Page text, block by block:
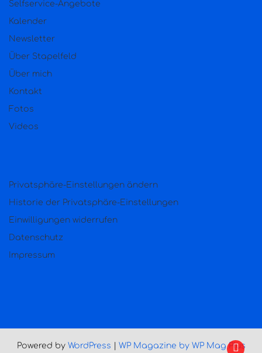
Selfservice-Angebote
Kalender
Newsletter
Über Stapelfeld
Über mich
Kontakt
Fotos
Videos
Privatsphäre-Einstellungen ändern
Historie der Privatsphäre-Einstellungen
Einwilligungen widerrufen
Datenschutz
Impressum
Powered by WordPress WP Magazine by WP Mag Plus